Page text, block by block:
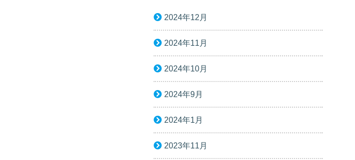
2024年12月
2024年11月
2024年10月
2024年9月
2024年1月
2023年11月